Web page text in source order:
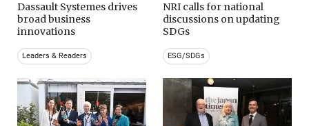
Dassault Systemes drives
broad business
innovations
Leaders & Readers
NRI calls for national
discussions on updating
SDGs
ESG/SDGs